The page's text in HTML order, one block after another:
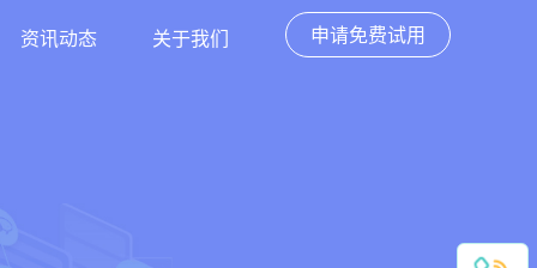
资讯动态 关于我们 申请免费试用